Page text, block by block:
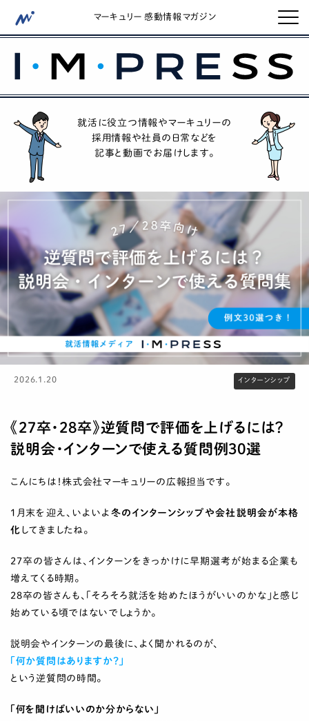
マーキュリー 感動情報マガジン
就活に役立つ情報やマーキュリーの
採用情報や社員の日常などを
記事と動画でお届けします。
2026.1.20 インターンシップ
《27卒・28卒》逆質問で評価を上げるには？
説明会・インターンで使える質問例30選
こんにちは！株式会社マーキュリーの広報担当です。
1月末を迎え、いよいよ 冬のインターンシップや会社説明会が本格
化 してきましたね。
27卒の皆さんは、インターンをきっかけに早期選考が始まる企業も
増えてくる時期。
28卒の皆さんも、「そろそろ就活を始めたほうがいいのかな」と感じ
始めている頃ではないでしょうか。
説明会やインターンの最後に、よく聞かれるのが、
「何か質問はありますか？」
という逆質問の時間。
「何を聞けばいいのか分からない」